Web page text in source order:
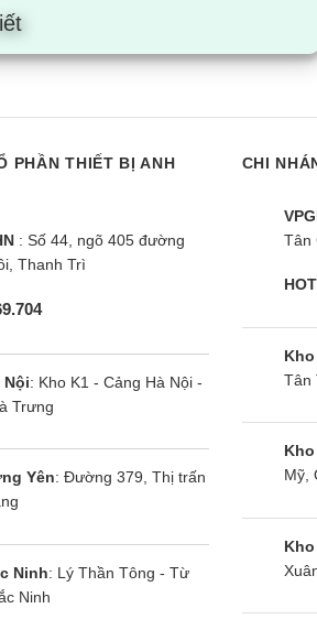
nghệ
những
PHẦN THIẾT BỊ ANH
: Số 44, ngõ 405 đường
Thanh Trì
Nội: Kho K1 - Cảng Hà Nội -
Trưng
Yên: Đường 379, Thị trấn
Ninh: Lý Thần Tông - Từ
Ninh
CHI
Tân
Kho
Tân
Kho
Mỹ,
Kho